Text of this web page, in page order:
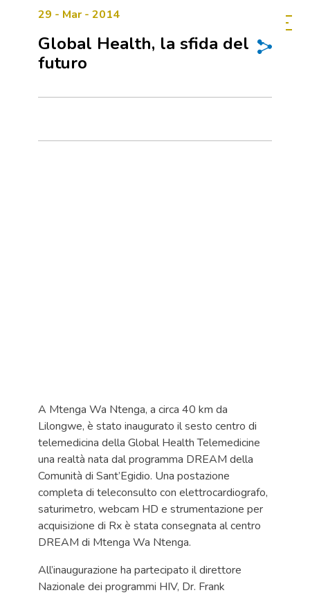
29 - Mar - 2014
Global Health, la sfida del
futuro
A Mtenga Wa Ntenga, a circa 40 km da
Lilongwe, è stato inaugurato il sesto centro di
telemedicina della Global Health Telemedicine
una realtà nata dal programma DREAM della
Comunità di Sant’Egidio. Una postazione
completa di teleconsulto con elettrocardiografo,
saturimetro, webcam HD e strumentazione per
acquisizione di Rx è stata consegnata al centro
DREAM di Mtenga Wa Ntenga.
All’inaugurazione ha partecipato il direttore
Nazionale dei programmi HIV, Dr. Frank